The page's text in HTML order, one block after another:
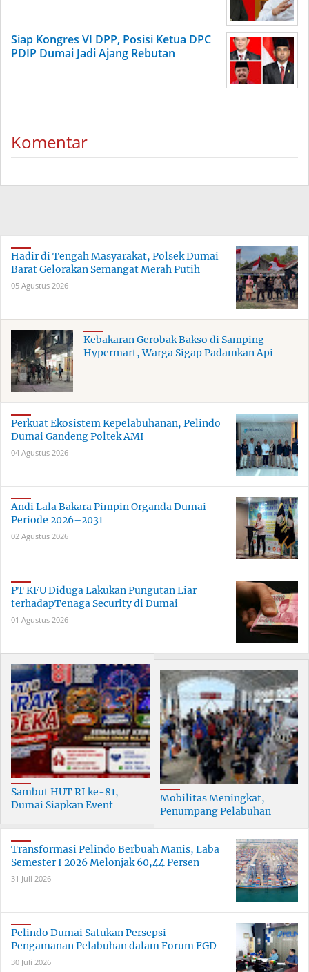
Siap Kongres VI DPP, Posisi Ketua DPC
PDIP Dumai Jadi Ajang Rebutan
Komentar
Hadir di Tengah Masyarakat, Polsek Dumai
Barat Gelorakan Semangat Merah Putih
05 Agustus 2026
Kebakaran Gerobak Bakso di Samping
Hypermart, Warga Sigap Padamkan Api
Perkuat Ekosistem Kepelabuhanan, Pelindo
Dumai Gandeng Poltek AMI
04 Agustus 2026
Andi Lala Bakara Pimpin Organda Dumai
Periode 2026–2031
02 Agustus 2026
PT KFU Diduga Lakukan Pungutan Liar
terhadapTenaga Security di Dumai
01 Agustus 2026
Sambut HUT RI ke-81,
Dumai Siapkan Event
Mobilitas Meningkat,
Penumpang Pelabuhan
Transformasi Pelindo Berbuah Manis, Laba
Semester I 2026 Melonjak 60,44 Persen
31 Juli 2026
Pelindo Dumai Satukan Persepsi
Pengamanan Pelabuhan dalam Forum FGD
30 Juli 2026